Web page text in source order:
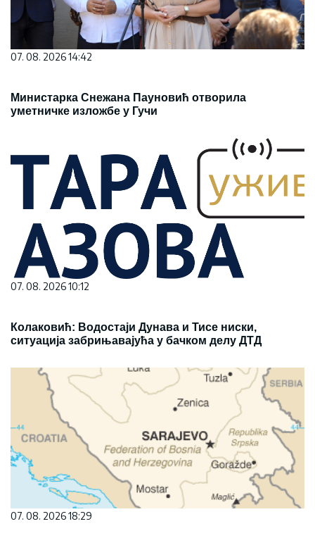
07. 08. 2026 14:42
Министарка Снежана Пауновић отворила
уметничке изложбе у Гучи
07. 08. 2026 10:12
Колаковић: Водостаји Дунава и Тисе ниски,
ситуација забрињавајућа у бачком делу ДТД
07. 08. 2026 18:29